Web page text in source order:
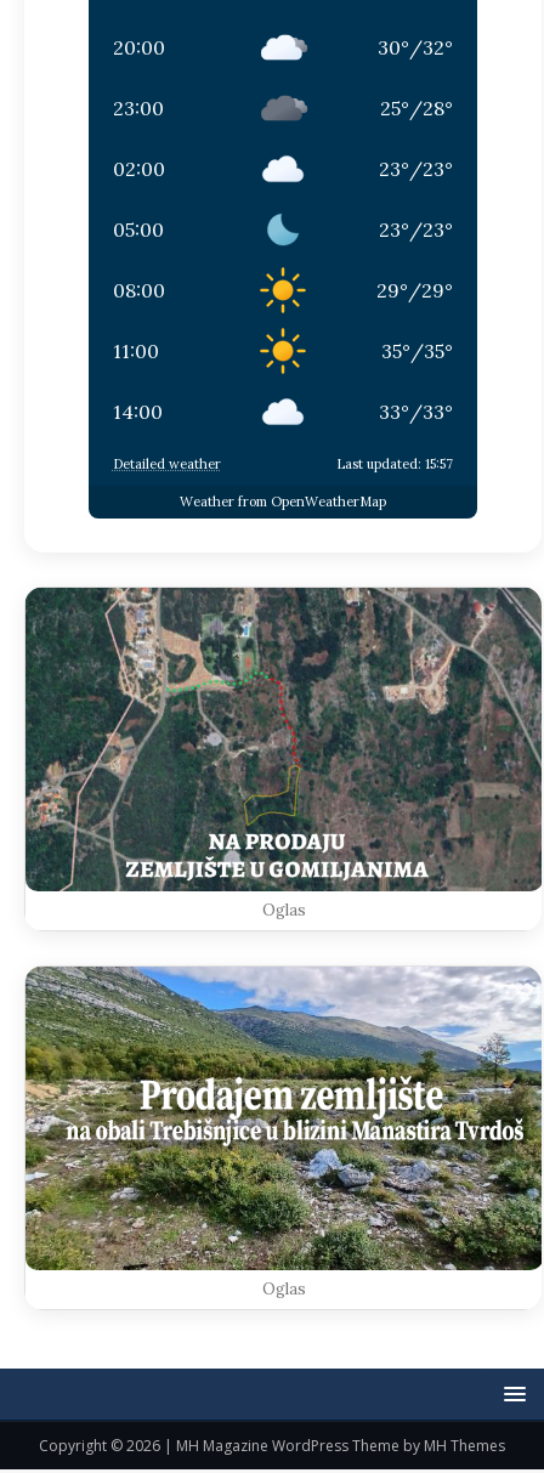
20:00 30° /32°
23:00 25° /28°
02:00 23° /23°
05:00 23° /23°
08:00 29° /29°
11:00 35° /35°
14:00 33° /33°
Detailed weather Last updated: 15:57
Weather from OpenWeatherMap
Oglas
Oglas
Copyright © 2026 | MH Magazine WordPress Theme by MH Themes